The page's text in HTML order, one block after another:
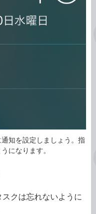
通知を設定しましょう。指
になります。
クは忘れないように